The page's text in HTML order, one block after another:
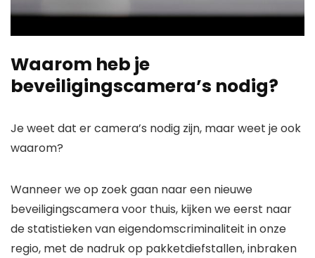
Waarom heb je
beveiligingscamera’s nodig?
Je weet dat er camera’s nodig zijn, maar weet je ook
waarom?
Wanneer we op zoek gaan naar een nieuwe
beveiligingscamera voor thuis, kijken we eerst naar
de statistieken van eigendomscriminaliteit in onze
regio, met de nadruk op pakketdiefstallen, inbraken